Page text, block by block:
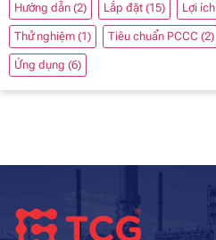
Hướng dẫn (2) Lắp đặt (15) Lợi ích
Thử nghiệm (1) Tiêu chuẩn PCCC (2)
Ứng dụng (6)